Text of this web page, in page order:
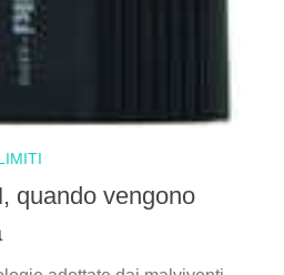
quando vengono